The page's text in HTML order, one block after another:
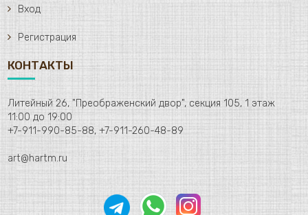
Вход
Регистрация
КОНТАКТЫ
Литейный 26, "Преображенский двор", секция 105, 1 этаж
11:00 до 19:00
+7-911-990-85-88, +7-911-260-48-89
art@hartm.ru